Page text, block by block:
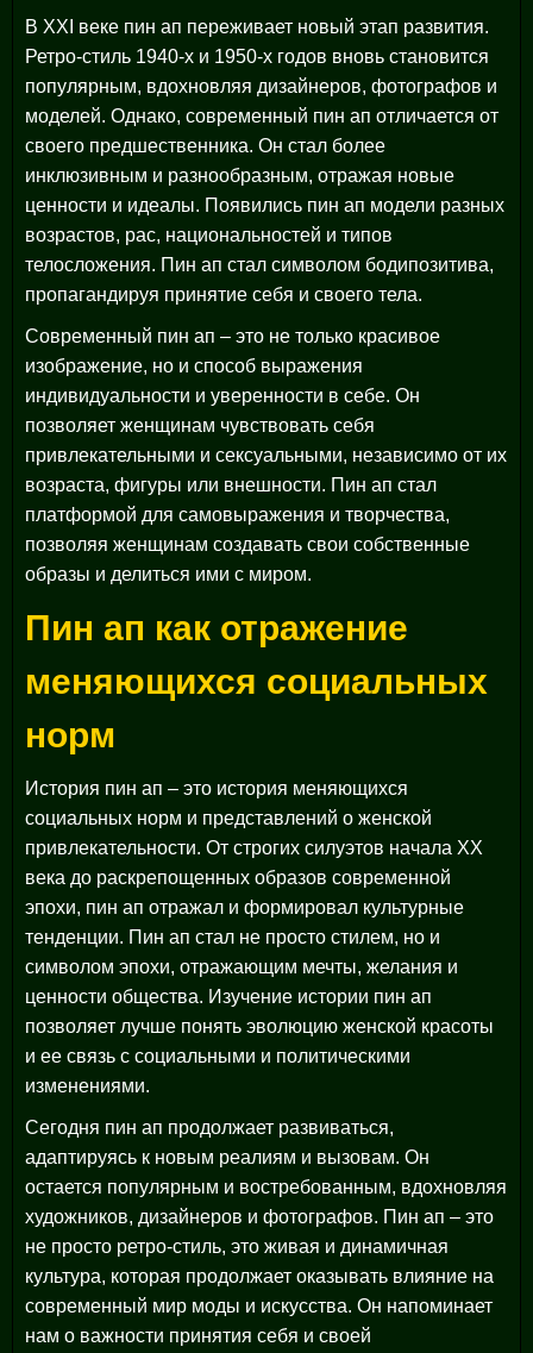
В XXI веке пин ап переживает новый этап развития.
Ретро-стиль 1940-х и 1950-х годов вновь становится
популярным, вдохновляя дизайнеров, фотографов и
моделей. Однако, современный пин ап отличается от
своего предшественника. Он стал более
инклюзивным и разнообразным, отражая новые
ценности и идеалы. Появились пин ап модели разных
возрастов, рас, национальностей и типов
телосложения. Пин ап стал символом бодипозитива,
пропагандируя принятие себя и своего тела.
Современный пин ап – это не только красивое
изображение, но и способ выражения
индивидуальности и уверенности в себе. Он
позволяет женщинам чувствовать себя
привлекательными и сексуальными, независимо от их
возраста, фигуры или внешности. Пин ап стал
платформой для самовыражения и творчества,
позволяя женщинам создавать свои собственные
образы и делиться ими с миром.
Пин ап как отражение
меняющихся социальных
норм
История пин ап – это история меняющихся
социальных норм и представлений о женской
привлекательности. От строгих силуэтов начала XX
века до раскрепощенных образов современной
эпохи, пин ап отражал и формировал культурные
тенденции. Пин ап стал не просто стилем, но и
символом эпохи, отражающим мечты, желания и
ценности общества. Изучение истории пин ап
позволяет лучше понять эволюцию женской красоты
и ее связь с социальными и политическими
изменениями.
Сегодня пин ап продолжает развиваться,
адаптируясь к новым реалиям и вызовам. Он
остается популярным и востребованным, вдохновляя
художников, дизайнеров и фотографов. Пин ап – это
не просто ретро-стиль, это живая и динамичная
культура, которая продолжает оказывать влияние на
современный мир моды и искусства. Он напоминает
нам о важности принятия себя и своей